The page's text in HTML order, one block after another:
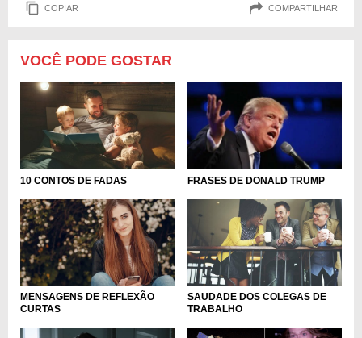
COPIAR COMPARTILHAR
VOCÊ PODE GOSTAR
10 CONTOS DE FADAS FRASES DE DONALD TRUMP
MENSAGENS DE REFLEXÃO
CURTAS
SAUDADE DOS COLEGAS DE
TRABALHO